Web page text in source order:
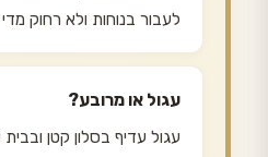
לעבור בנוחות ולא רחוק
עגול או מרובע?
עגול עדיף בסלון קטן